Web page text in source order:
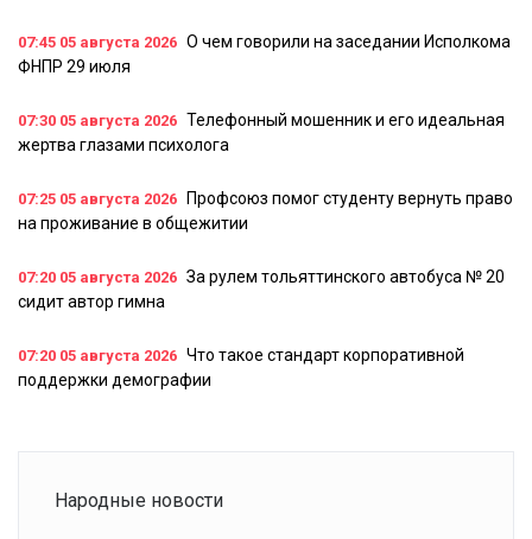
07:45 05 августа 2026 О чем говорили на заседании Исполкома
ФНПР 29 июля
07:30 05 августа 2026 Телефонный мошенник и его идеальная
жертва глазами психолога
07:25 05 августа 2026
Профсоюз помог студенту вернуть право
на проживание в общежитии
07:20 05 августа 2026 За рулем тольяттинского автобуса № 20
сидит автор гимна
07:20 05 августа 2026 Что такое стандарт корпоративной
поддержки демографии
Народные новости